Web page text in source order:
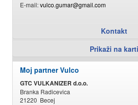
E-mail:vulco.gumar@gmail.com
Kontakt
Prikaži na karti
Moj partner Vulco
GTC VULKANIZER d.o.o.
Branka Radicevica
21220 Becej